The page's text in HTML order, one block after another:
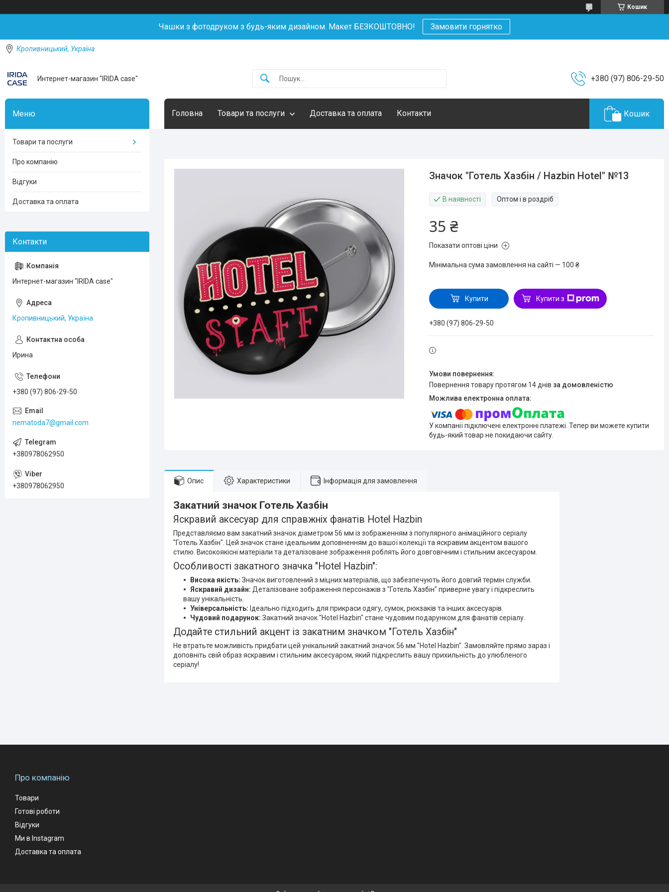
Кошик
Чашки з фотодруком з будь-яким дизайном. Макет БЕЗКОШТОВНО! Замовити горнятко
Кропивницький, Україна
Интернет-магазин "IRIDA case" +380 (97) 806-29-50
Головна Товари та послуги Доставка та оплата Контакти Кошик
Значок "Готель Хазбін / Hazbin Hotel" №13
В наявності Оптом і в роздріб
35 ₴
Показати оптові ціни
Мінімальна сума замовлення на сайті — 100 ₴
Купити Купити з
+380 (97) 806-29-50
повернення товару протягом 14 днів за домовленістю
У компанії підключені електронні платежі. Тепер ви можете купити
будь-який товар не покидаючи сайту.
Опис Характеристики Інформація для замовлення
Закатний значок Готель Хазбін
Яскравий аксесуар для справжніх фанатів Hotel Hazbin
Представляємо вам закатний значок діаметром 56 мм із зображенням з популярного анімаційного серіалу
"Готель Хазбін". Цей значок стане ідеальним доповненням до вашої колекції та яскравим акцентом вашого
стилю. Високоякісні матеріали та деталізоване зображення роблять його довговічним і стильним аксесуаром.
Особливості закатного значка "Hotel Hazbin":
Висока якість: Значок виготовлений з міцних матеріалів, що забезпечують його довгий термін служби.
Яскравий дизайн: Деталізоване зображення персонажів з "Готель Хазбін" приверне увагу і підкреслить
вашу унікальність.
Універсальність: Ідеально підходить для прикраси одягу, сумок, рюкзаків та інших аксесуарів.
Чудовий подарунок: Закатний значок "Hotel Hazbin" стане чудовим подарунком для фанатів серіалу.
Додайте стильний акцент із закатним значком "Готель Хазбін"
Не втратьте можливість придбати цей унікальний закатний значок 56 мм "Hotel Hazbin". Замовляйте прямо зараз і
доповніть свій образ яскравим і стильним аксесуаром, який підкреслить вашу прихильність до улюбленого
серіалу!
Товари та послуги
Про компанію
Відгуки
Доставка та оплата
Интернет-магазин "IRIDA case"
Кропивницький, Україна
Ирина
+380 (97) 806-29-50
nematoda7@gmail.com
+380978062950
+380978062950
Про компанію
Товари
Готові роботи
Відгуки
Ми в Instagram
Доставка та оплата